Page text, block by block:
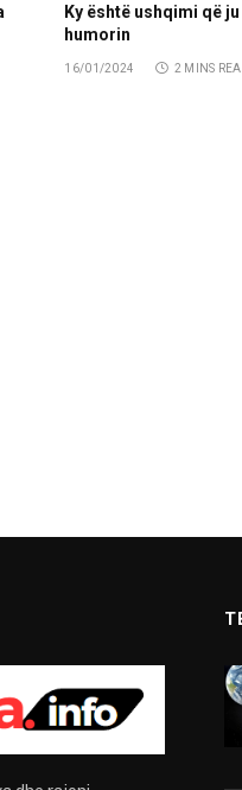
Ky është ushqimi që
humorin
16/01/2024 2 MINS